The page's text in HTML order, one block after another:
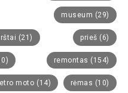
museum (29)
(21) prieš (6)
remontas (154)
moto (14) rėmas (10)